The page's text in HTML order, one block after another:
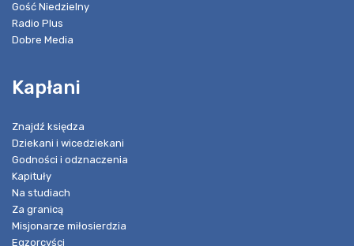
Gość Niedzielny
Radio Plus
Dobre Media
Kapłani
Znajdź księdza
Dziekani i wicedziekani
Godności i odznaczenia
Kapituły
Na studiach
Za granicą
Misjonarze miłosierdzia
Egzorcyści